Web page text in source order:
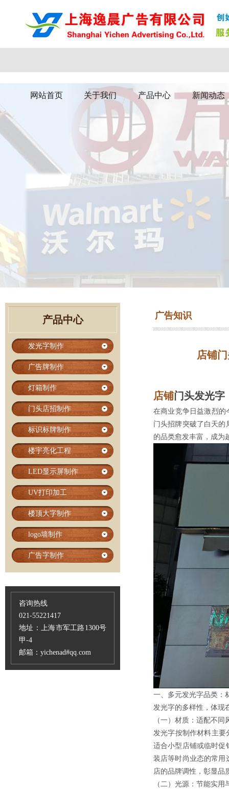
网站首页 关于我们 产品中心 新闻动态
产品中心
发光字制作
广告牌制作
灯箱制作
门头店招制作
标识标牌制作
楼宇亮化工程
LED显示屏制作
UV打印加工
楼顶大字制作
logo墙制作
广告字制作
咨询热线
021-55221417
地址：上海市军工路1300号
甲-4
邮箱：yichenad#qq.com
广告知识
店铺
店铺门头发光字
在商业竞争日益激烈的
门头招牌突破了白天的
的品类愈发丰富，成为
一、多元发光字品类：
发光字的多样性，体现
（一）材质：适配不同
发光字按制作材料主要
适合小型店铺或临时促
装店等时尚业态的常用
店的品牌调性，彰显品
（二）光源：节能实